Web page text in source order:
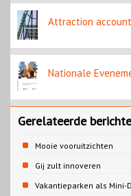
Attraction
Nationale
Gerelateerde
Mooie vooruitzichten
Gij zult innoveren
Vakantieparken als Mini-